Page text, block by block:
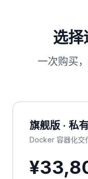
选择
一次购买
旗舰版 · 私
Docker 容器化交